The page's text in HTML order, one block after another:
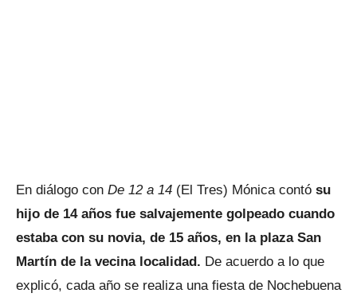
En diálogo con De 12 a 14 (El Tres) Mónica contó su
hijo de 14 años fue salvajemente golpeado cuando
estaba con su novia, de 15 años, en la plaza San
Martín de la vecina localidad. De acuerdo a lo que
explicó, cada año se realiza una fiesta de Nochebuena